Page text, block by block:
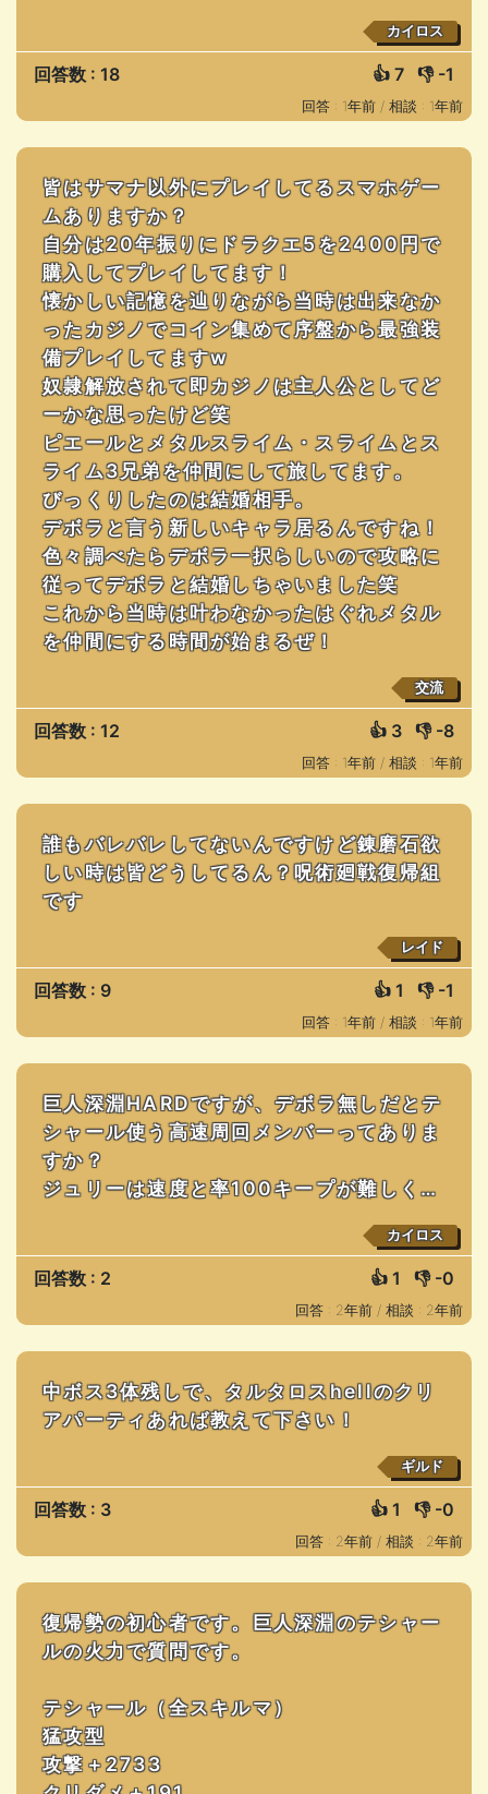
カイロス
回答数 : 18 👍 7 👎 -1
回答 : 1年前 / 相談 : 1年前
皆はサマナ以外にプレイしてるスマホゲー
ムありますか？
自分は20年振りにドラクエ5を2400円で
購入してプレイしてます！
懐かしい記憶を辿りながら当時は出来なか
ったカジノでコイン集めて序盤から最強装
備プレイしてますw
奴隷解放されて即カジノは主人公としてど
ーかな思ったけど笑
ピエールとメタルスライム・スライムとス
ライム3兄弟を仲間にして旅してます。
びっくりしたのは結婚相手。
デボラと言う新しいキャラ居るんですね！
色々調べたらデボラ一択らしいので攻略に
従ってデボラと結婚しちゃいました笑
これから当時は叶わなかったはぐれメタル
を仲間にする時間が始まるぜ！
交流
回答数 : 12 👍 3 👎 -8
回答 : 1年前 / 相談 : 1年前
誰もバレバレしてないんですけど錬磨石欲
しい時は皆どうしてるん？呪術廻戦復帰組
です
レイド
回答数 : 9 👍 1 👎 -1
回答 : 1年前 / 相談 : 1年前
巨人深淵HARDですが、デボラ無しだとテ
シャール使う高速周回メンバーってありま
すか？
ジュリーは速度と率100キープが難しく…
カイロス
回答数 : 2 👍 1 👎 -0
回答 : 2年前 / 相談 : 2年前
中ボス3体残しで、タルタロスhellのクリ
アパーティあれば教えて下さい！
ギルド
回答数 : 3 👍 1 👎 -0
回答 : 2年前 / 相談 : 2年前
復帰勢の初心者です。巨人深淵のテシャー
ルの火力で質問です。
テシャール（全スキルマ）
猛攻型
攻撃＋2733